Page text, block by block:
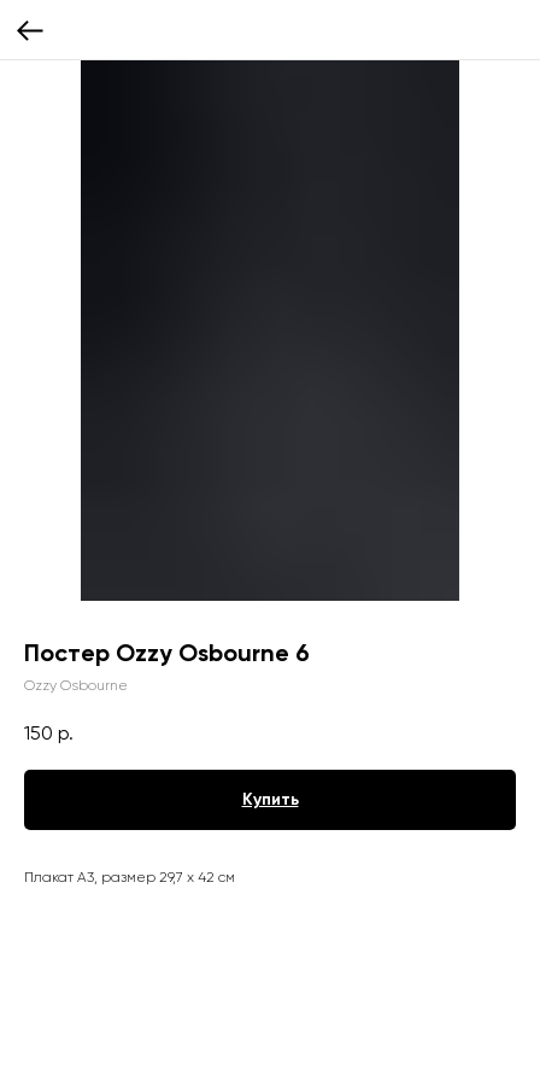
Постер Ozzy Osbourne 6
Ozzy Osbourne
150 р.
Купить
Плакат А3, размер 29,7 х 42 см